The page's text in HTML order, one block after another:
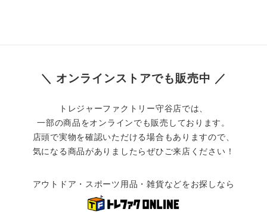
＼ オンラインストアでも販売中 ／
トレジャーファクトリー守谷店では、
一部の商品をオンラインでも販売しております。
店頭で実物を確認いただける場合もありますので、
気になる商品がありましたらぜひご来店ください！
アウトドア・スポーツ用品・雑貨などをお探しなら